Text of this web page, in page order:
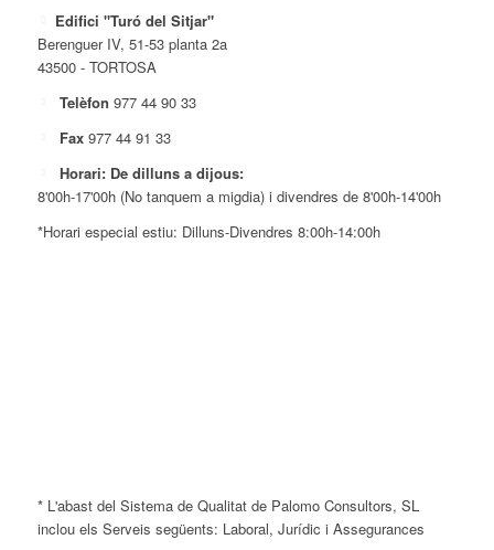
Edifici "Turó del Sitjar"
Berenguer IV, 51-53 planta 2a
43500 - TORTOSA
Telèfon 977 44 90 33
Fax 977 44 91 33
Horari: De dilluns a dijous:
8'00h-17'00h (No tanquem a migdia) i divendres de 8'00h-14'00h
*Horari especial estiu: Dilluns-Divendres 8:00h-14:00h
* L'abast del Sistema de Qualitat de Palomo Consultors, SL
inclou els Serveis següents: Laboral, Jurídic i Assegurances